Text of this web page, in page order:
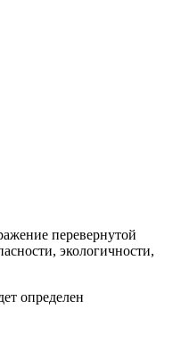
перевернутой
экологичности,
определен